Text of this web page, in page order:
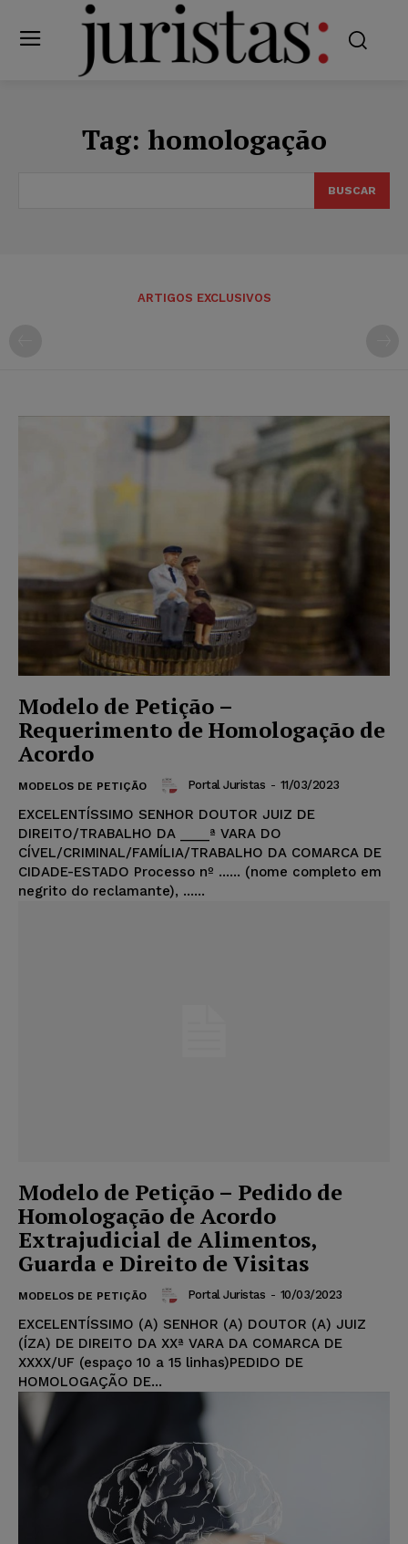
Tag: homologação
BUSCAR
ARTIGOS EXCLUSIVOS
Modelo de Petição –
Requerimento de Homologação de
Acordo
MODELOS DE PETIÇÃO Portal Juristas - 11/03/2023
EXCELENTÍSSIMO SENHOR DOUTOR JUIZ DE
DIREITO/TRABALHO DA ____ª VARA DO
CÍVEL/CRIMINAL/FAMÍLIA/TRABALHO DA COMARCA DE
CIDADE-ESTADO Processo nº ...... (nome completo em
negrito do reclamante), ......
Modelo de Petição – Pedido de
Homologação de Acordo
Extrajudicial de Alimentos,
Guarda e Direito de Visitas
MODELOS DE PETIÇÃO Portal Juristas - 10/03/2023
EXCELENTÍSSIMO (A) SENHOR (A) DOUTOR (A) JUIZ
(ÍZA) DE DIREITO DA XXª VARA DA COMARCA DE
XXXX/UF (espaço 10 a 15 linhas)PEDIDO DE
HOMOLOGAÇÃO DE...